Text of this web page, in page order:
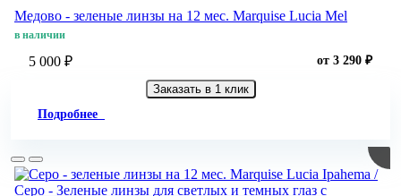
Медово - зеленые линзы на 12 мес. Marquise Lucia Mel
в наличии
5 000 ₽ от 3 290 ₽
Заказать в 1 клик
Подробнее